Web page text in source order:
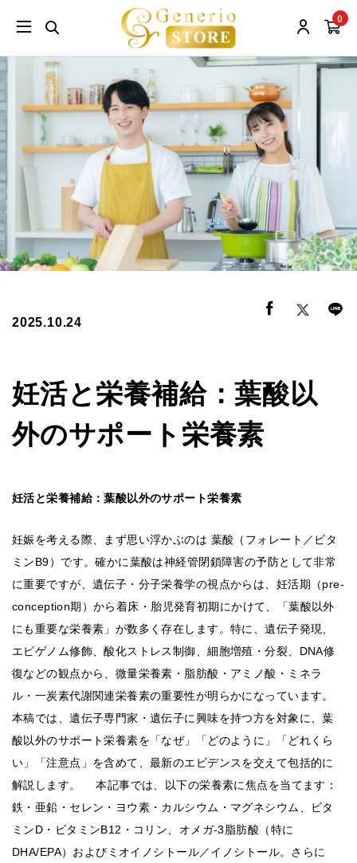
0
2025.10.24
妊活と栄養補給：葉酸以
外のサポート栄養素
妊活と栄養補給：葉酸以外のサポート栄養素
妊娠を考える際、まず思い浮かぶのは 葉酸（フォレート／ビタ
ミンB9）です。確かに葉酸は神経管閉鎖障害の予防として非常
に重要ですが、遺伝子・分子栄養学の視点からは、妊活期（pre-
conception期）から着床・胎児発育初期にかけて、「葉酸以外
にも重要な栄養素」が数多く存在します。特に、遺伝子発現、
エピゲノム修飾、酸化ストレス制御、細胞増殖・分裂、DNA修
復などの観点から、微量栄養素・脂肪酸・アミノ酸・ミネラ
ル・一炭素代謝関連栄養素の重要性が明らかになっています。
本稿では、遺伝子専門家・遺伝子に興味を持つ方を対象に、葉
酸以外のサポート栄養素を「なぜ」「どのように」「どれくら
い」「注意点」を含めて、最新のエビデンスを交えて包括的に
解説します。 本記事では、以下の栄養素に焦点を当てます：
鉄・亜鉛・セレン・ヨウ素・カルシウム・マグネシウム、ビタ
ミンD・ビタミンB12・コリン、オメガ-3脂肪酸（特に
DHA/EPA）およびミオイノシトール／イノシトール。さらに